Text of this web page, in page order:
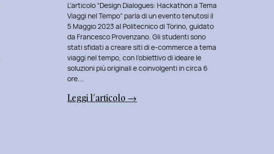
L’articolo “Design Dialogues: Hackathon a Tema
Viaggi nel Tempo” parla di un evento tenutosi il
5 Maggio 2023 al Politecnico di Torino, guidato
da Francesco Provenzano. Gli studenti sono
stati sfidati a creare siti di e-commerce a tema
viaggi nel tempo, con l’obiettivo di ideare le
soluzioni più originali e coinvolgenti in circa 6
ore.…
Leggi l’articolo →